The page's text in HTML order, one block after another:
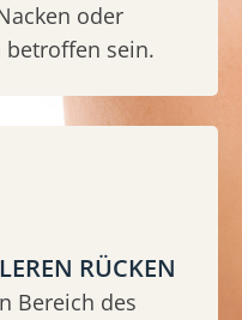
oder
betroffen sein.
RÜCKEN
Bereich des